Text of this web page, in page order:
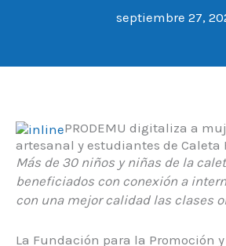
septiembre 27,
PRODEMU digitaliza a
artesanal y estudiantes de Caleta
Más de 30 niños y niñas de la
beneficiados con conexión a
con una mejor calidad las clases
La Fundación para la Promoción